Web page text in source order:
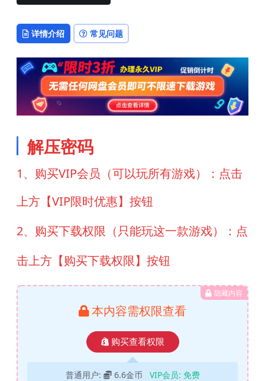
详情介绍 常见问题
解压密码
1、购买VIP会员（可以玩所有游戏）：点击
上方【VIP限时优惠】按钮
2、购买下载权限（只能玩这一款游戏）：点
击上方【购买下载权限】按钮
隐藏内容
本内容需权限查看
购买查看权限
普通用户: 6.6金币 VIP会员: 免费